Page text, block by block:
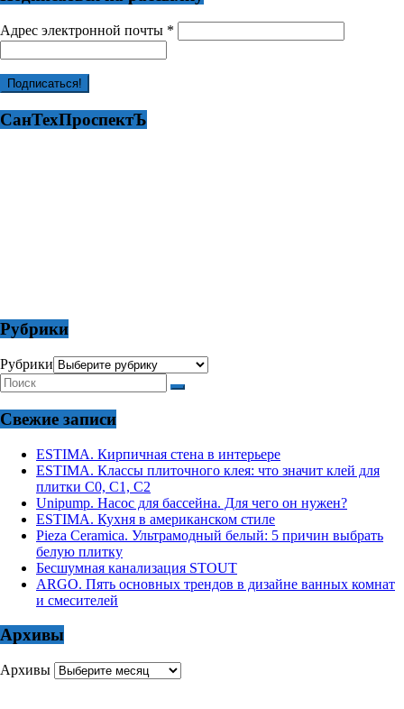
Адрес электронной почты *
СанТехПроспектЪ
Рубрики
Рубрики
Свежие записи
ESTIMA. Кирпичная стена в интерьере
ESTIMA. Классы плиточного клея: что значит клей для
плитки С0, С1, С2
Unipump. Насос для бассейна. Для чего он нужен?
ESTIMA. Кухня в американском стиле
Pieza Ceramica. Ультрамодный белый: 5 причин выбрать
белую плитку
Бесшумная канализация STOUT
ARGO. Пять основных трендов в дизайне ванных комнат
и смесителей
Архивы
Архивы